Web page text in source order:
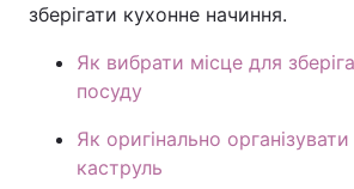
зберігати кухонне начиння.
Як вибрати місце для
посуду
Як оригінально організувати
каструль